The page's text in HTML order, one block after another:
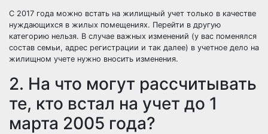
С 2017 года можно встать на жилищный учет только в качестве
нуждающихся в жилых помещениях. Перейти в другую
категорию нельзя. В случае важных изменений (у вас поменялся
состав семьи, адрес регистрации и так далее) в учетное дело на
жилищном учете нужно вносить изменения.
2. На что могут рассчитывать
те, кто встал на учет до 1
марта 2005 года?